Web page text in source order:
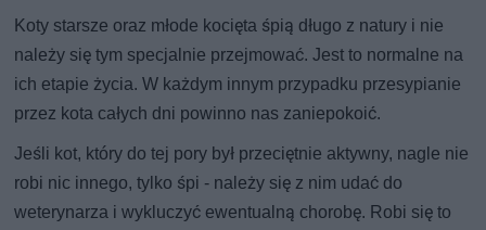
Koty starsze oraz młode kocięta śpią długo z natury i nie
należy się tym specjalnie przejmować. Jest to normalne na
ich etapie życia. W każdym innym przypadku przesypianie
przez kota całych dni powinno nas zaniepokoić.
Jeśli kot, który do tej pory był przeciętnie aktywny, nagle nie
robi nic innego, tylko śpi - należy się z nim udać do
weterynarza i wykluczyć ewentualną chorobę. Robi się to